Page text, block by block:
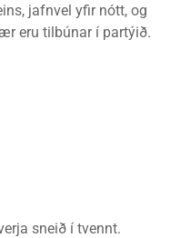
jafnvel yfir nótt, og
eru tilbúnar í partýið.
sneið í tvennt.